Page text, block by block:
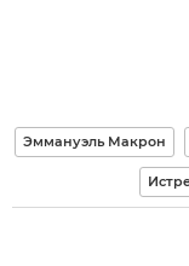
Эммануэль Макрон